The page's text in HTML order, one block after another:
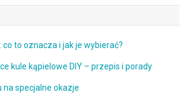
co to oznacza i jak je wybierać?
kule kąpielowe DIY – przepis i porady
na specjalne okazje